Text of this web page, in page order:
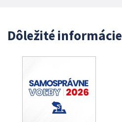
Dôležité informácie